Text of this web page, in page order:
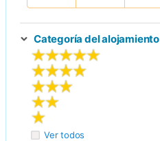
Más
información
Categoría del alojamiento
Ver todos